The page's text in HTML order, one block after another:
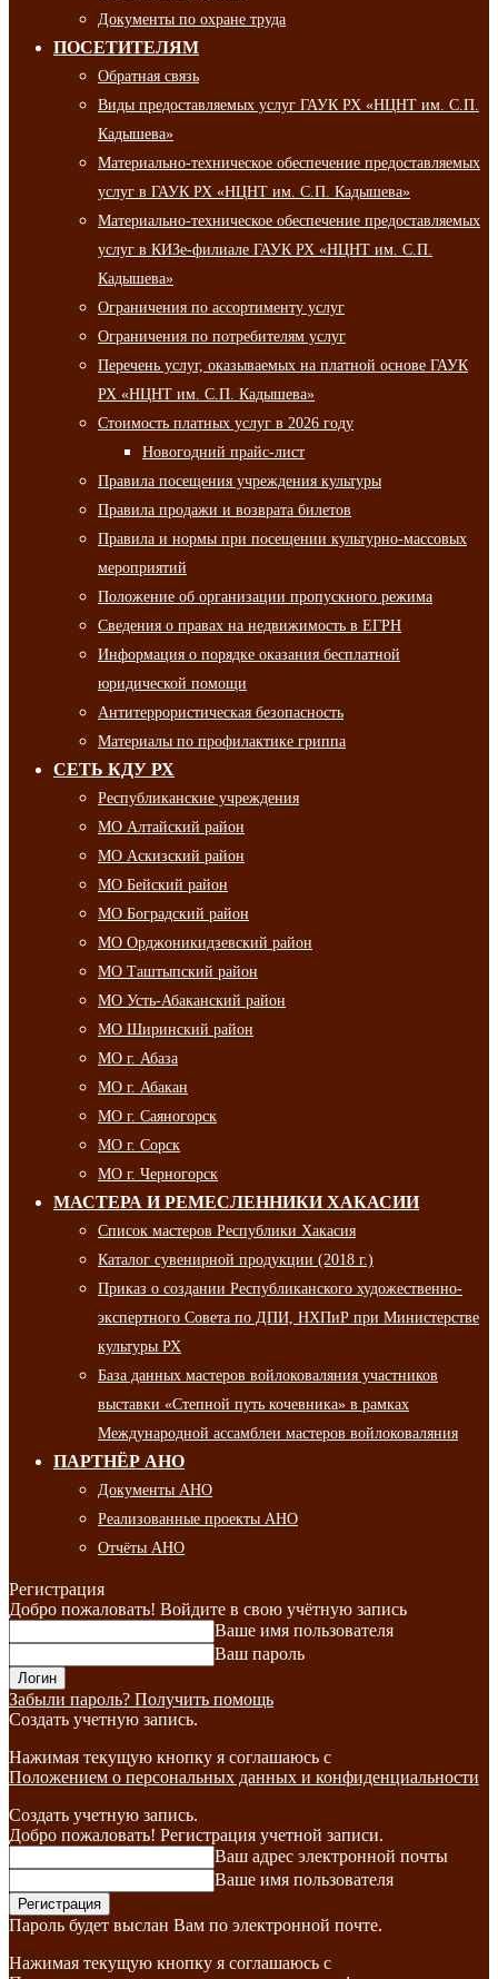
Документы по охране труда
ПОСЕТИТЕЛЯМ
Обратная связь
Виды предоставляемых услуг ГАУК РХ «НЦНТ им. С.П.
Кадышева»
Материально-техническое обеспечение предоставляемых
услуг в ГАУК РХ «НЦНТ им. С.П. Кадышева»
Материально-техническое обеспечение предоставляемых
услуг в КИЗе-филиале ГАУК РХ «НЦНТ им. С.П.
Кадышева»
Ограничения по ассортименту услуг
Ограничения по потребителям услуг
Перечень услуг, оказываемых на платной основе ГАУК
РХ «НЦНТ им. С.П. Кадышева»
Стоимость платных услуг в 2026 году
Новогодний прайс-лист
Правила посещения учреждения культуры
Правила продажи и возврата билетов
Правила и нормы при посещении культурно-массовых
мероприятий
Положение об организации пропускного режима
Сведения о правах на недвижимость в ЕГРН
Информация о порядке оказания бесплатной
юридической помощи
Антитеррористическая безопасность
Материалы по профилактике гриппа
СЕТЬ КДУ РХ
Республиканские учреждения
МО Алтайский район
МО Аскизский район
МО Бейский район
МО Боградский район
МО Орджоникидзевский район
МО Таштыпский район
МО Усть-Абаканский район
МО Ширинский район
МО г. Абаза
МО г. Абакан
МО г. Саяногорск
МО г. Сорск
МО г. Черногорск
МАСТЕРА И РЕМЕСЛЕННИКИ ХАКАСИИ
Список мастеров Республики Хакасия
Каталог сувенирной продукции (2018 г.)
Приказ о создании Республиканского художественно-
экспертного Совета по ДПИ, НХПиР при Министерстве
культуры РХ
База данных мастеров войлоковаляния участников
выставки «Степной путь кочевника» в рамках
Международной ассамблеи мастеров войлоковаляния
ПАРТНЁР АНО
Документы АНО
Реализованные проекты АНО
Отчёты АНО
Регистрация
Добро пожаловать! Войдите в свою учётную запись
Ваше имя пользователя
Ваш пароль
Забыли пароль? Получить помощь
Создать учетную запись.
Нажимая текущую кнопку я соглашаюсь с
Положением о персональных данных и конфиденциальности
Создать учетную запись.
Добро пожаловать! Регистрация учетной записи.
Ваш адрес электронной почты
Ваше имя пользователя
Пароль будет выслан Вам по электронной почте.
Нажимая текущую кнопку я соглашаюсь с